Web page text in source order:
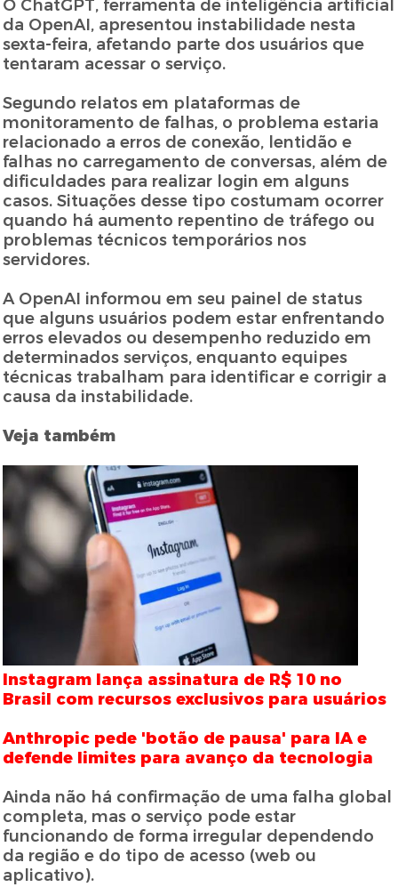
O ChatGPT, ferramenta de inteligência artificial
da OpenAI, apresentou instabilidade nesta
sexta-feira, afetando parte dos usuários que
tentaram acessar o serviço.
Segundo relatos em plataformas de
monitoramento de falhas, o problema estaria
relacionado a erros de conexão, lentidão e
falhas no carregamento de conversas, além de
dificuldades para realizar login em alguns
casos. Situações desse tipo costumam ocorrer
quando há aumento repentino de tráfego ou
problemas técnicos temporários nos
servidores.
A OpenAI informou em seu painel de status
que alguns usuários podem estar enfrentando
erros elevados ou desempenho reduzido em
determinados serviços, enquanto equipes
técnicas trabalham para identificar e corrigir a
causa da instabilidade.
Veja também
Instagram lança assinatura de R$ 10 no
Brasil com recursos exclusivos para usuários
Anthropic pede 'botão de pausa' para IA e
defende limites para avanço da tecnologia
Ainda não há confirmação de uma falha global
completa, mas o serviço pode estar
funcionando de forma irregular dependendo
da região e do tipo de acesso (web ou
aplicativo).